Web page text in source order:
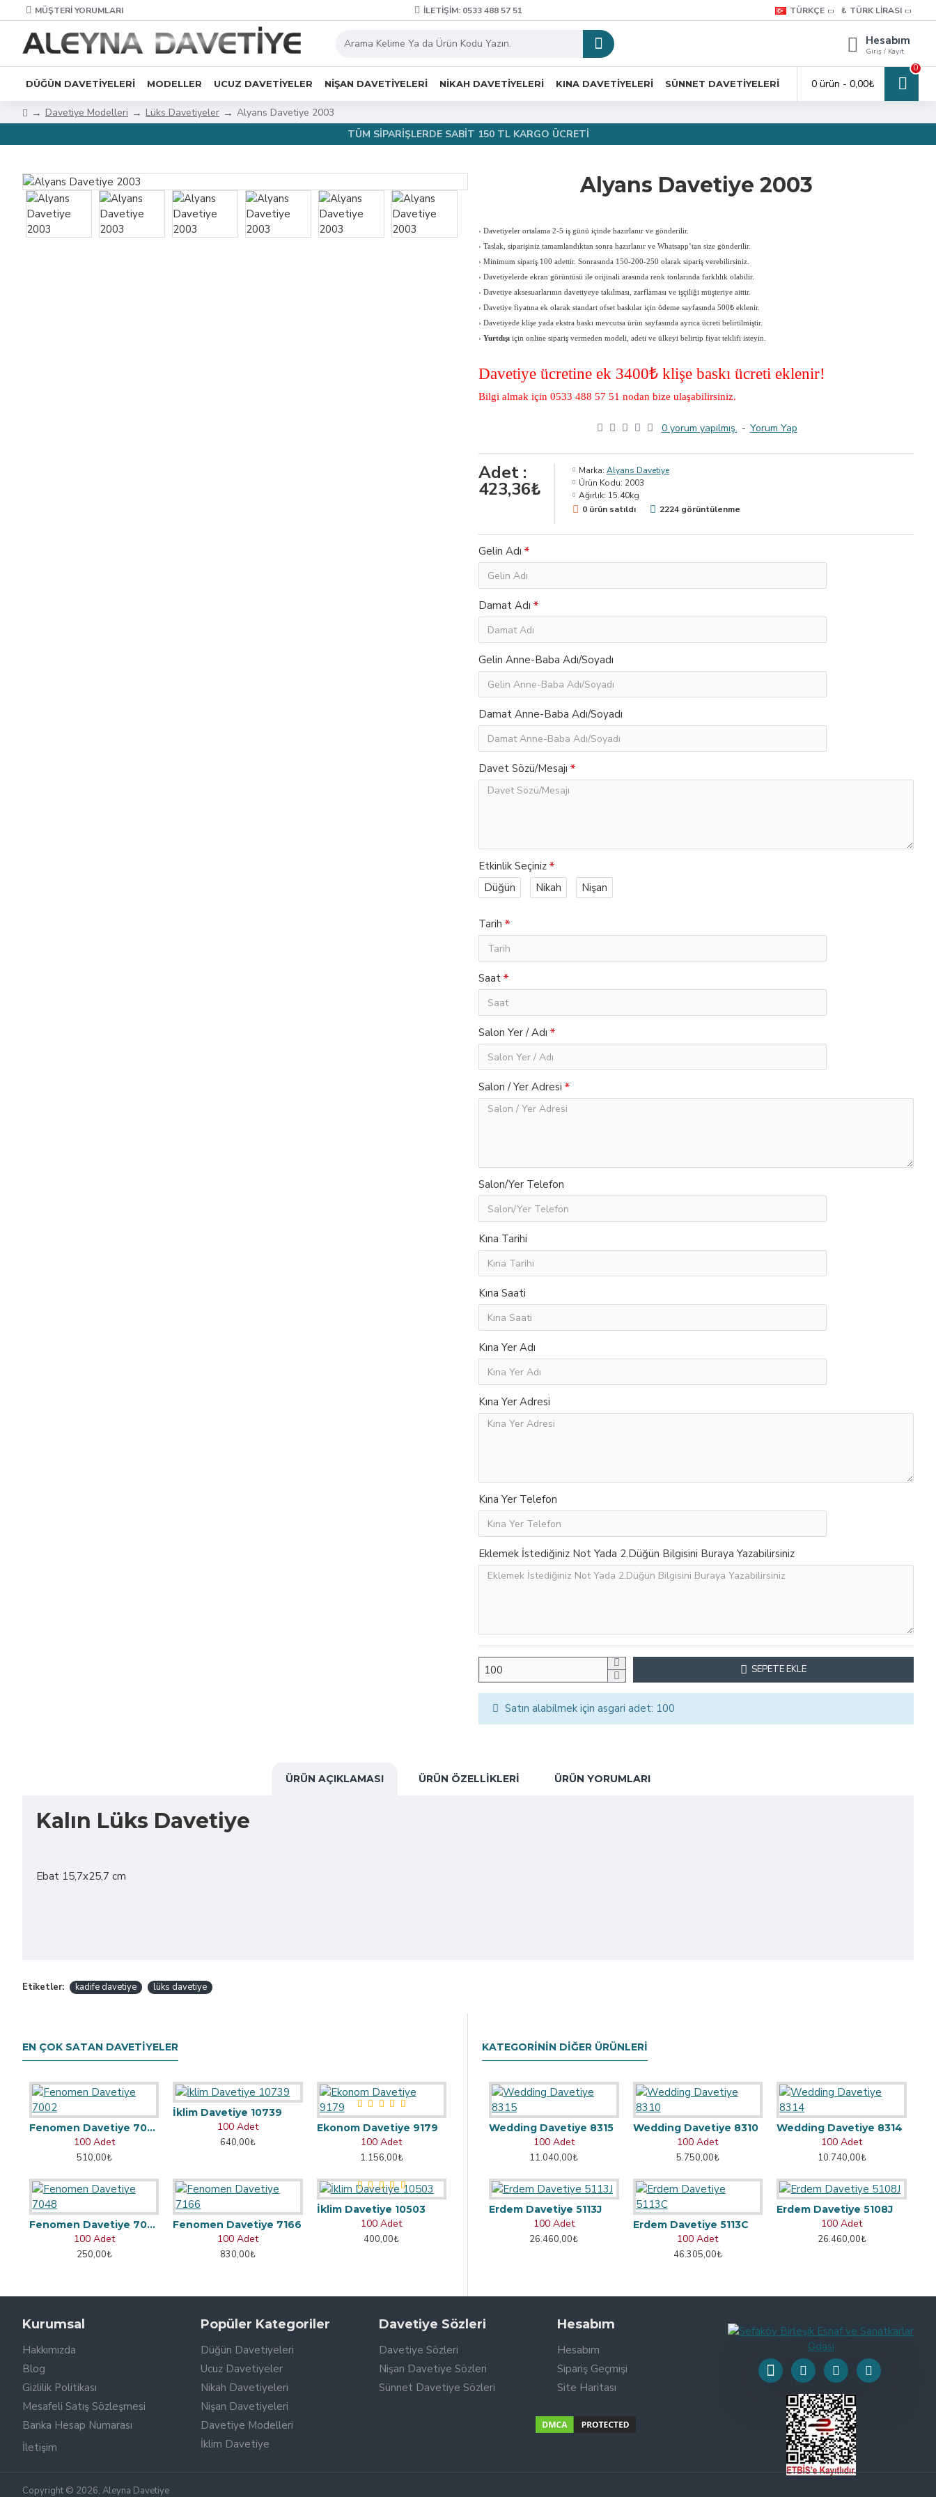
MÜŞTERI YORUMLARI İLETIŞIM: 0533 488 57 51 TÜRKÇE ₺ TÜRK LIRASI
Hesabım
Giriş / Kayıt
DÜĞÜN DAVETIYELERI MODELLER UCUZ DAVETIYELER NIŞAN DAVETIYELERI NIKAH DAVETIYELERI KINA DAVETIYELERI SÜNNET DAVETIYELERI 0 ürün - 0,00₺
0
Davetiye Modelleri Lüks Davetiyeler
Alyans Davetiye 2003
TÜM SİPARİŞLERDE SABİT 150 TL KARGO ÜCRETİ
Alyans Davetiye 2003
› Davetiyeler ortalama 2-5 iş günü içinde hazırlanır ve gönderilir.
› Taslak, siparişiniz tamamlandıktan sonra hazırlanır ve Whatsapp’tan size gönderilir.
› Minimum sipariş 100 adettir. Sonrasında 150-200-250 olarak sipariş verebilirsiniz.
› Davetiyelerde ekran görüntüsü ile orijinali arasında renk tonlarında farklılık olabilir.
› Davetiye aksesuarlarının davetiyeye takılması, zarflaması ve işçiliği müşteriye aittir.
› Davetiye fiyatına ek olarak standart ofset baskılar için ödeme sayfasında 500₺ eklenir.
› Davetiyede klişe yada ekstra baskı mevcutsa ürün sayfasında ayrıca ücreti belirtilmiştir.
› Yurtdışı için online sipariş vermeden modeli, adeti ve ülkeyi belirtip fiyat teklifi isteyin.
Davetiye ücretine ek 3400₺ klişe baskı ücreti eklenir!
Bilgi almak için 0533 488 57 51 nodan bize ulaşabilirsiniz.
0 yorum yapılmış. - Yorum Yap
Adet :
423,36₺
Marka: Alyans Davetiye
Ürün Kodu: 2003
Ağırlık: 15.40kg
0 ürün satıldı
2224 görüntülenme
Gelin Adı
Damat Adı
Gelin Anne-Baba Adı/Soyadı
Damat Anne-Baba Adı/Soyadı
Davet Sözü/Mesajı
Etkinlik Seçiniz
Düğün
Nikah Nişan
Tarih
Saat
Salon Yer / Adı
Salon / Yer Adresi
Salon/Yer Telefon
Kına Tarihi
Kına Saati
Kına Yer Adı
Kına Yer Adresi
Kına Yer Telefon
Eklemek İstediğiniz Not Yada 2.Düğün Bilgisini Buraya Yazabilirsiniz
SEPETE EKLE
Satın alabilmek için asgari adet: 100
ÜRÜN AÇIKLAMASI ÜRÜN ÖZELLIKLERI ÜRÜN YORUMLARI
Kalın Lüks Davetiye
Ebat 15,7x25,7 cm
Etiketler: kadife davetiye lüks davetiye
EN ÇOK SATAN DAVETIYELER
Fenomen Davetiye 7002
100 Adet
510,00₺
İklim Davetiye 10739
100 Adet
640,00₺
Ekonom Davetiye 9179
100 Adet
1.156,00₺
Fenomen Davetiye 7048
100 Adet
250,00₺
Fenomen Davetiye 7166
100 Adet
830,00₺
İklim Davetiye 10503
100 Adet
400,00₺
KATEGORININ DIĞER ÜRÜNLERI
Wedding Davetiye 8315
100 Adet
11.040,00₺
Wedding Davetiye 8310
100 Adet
5.750,00₺
Wedding Davetiye 8314
100 Adet
10.740,00₺
Erdem Davetiye 5113J
100 Adet
26.460,00₺
Erdem Davetiye 5113C
100 Adet
46.305,00₺
Erdem Davetiye 5108J
100 Adet
26.460,00₺
Kurumsal
Hakkımızda
Blog
Gizlilik Politikası
Mesafeli Satış Sözleşmesi
Banka Hesap Numarası
İletişim
Popüler Kategoriler
Düğün Davetiyeleri
Ucuz Davetiyeler
Nikah Davetiyeleri
Nişan Davetiyeleri
Davetiye Modelleri
İklim Davetiye
Davetiye Sözleri
Davetiye Sözleri
Nişan Davetiye Sözleri
Sünnet Davetiye Sözleri
Hesabım
Hesabım
Sipariş Geçmişi
Site Haritası
Copyright © 2026, Aleyna Davetiye